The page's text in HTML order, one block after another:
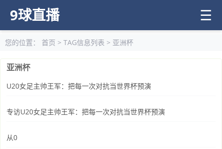
9球直播 ☰
您的位置： 首页 > TAG信息列表 > 亚洲杯
亚洲杯
U20女足主帅王军：把每一次对抗当世界杯预演
专访U20女足主帅王军：把每一次对抗当世界杯预演
从0